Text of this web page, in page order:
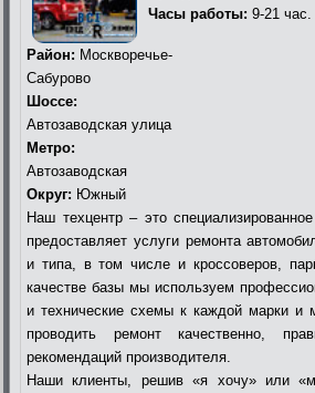
Часы работы: 9-21 час.
Район: Москворечье-
Сабурово
Шоссе:
Автозаводская улица
Метро:
Автозаводская
Округ: Южный
Наш техцентр – это
предоставляет услуги ремонта
и типа, в том числе и кроссоверов,
качестве базы мы используем
и технические схемы к каждой марки и
проводить ремонт качественно,
рекомендаций производителя.
Наши клиенты, решив «я хочу» или